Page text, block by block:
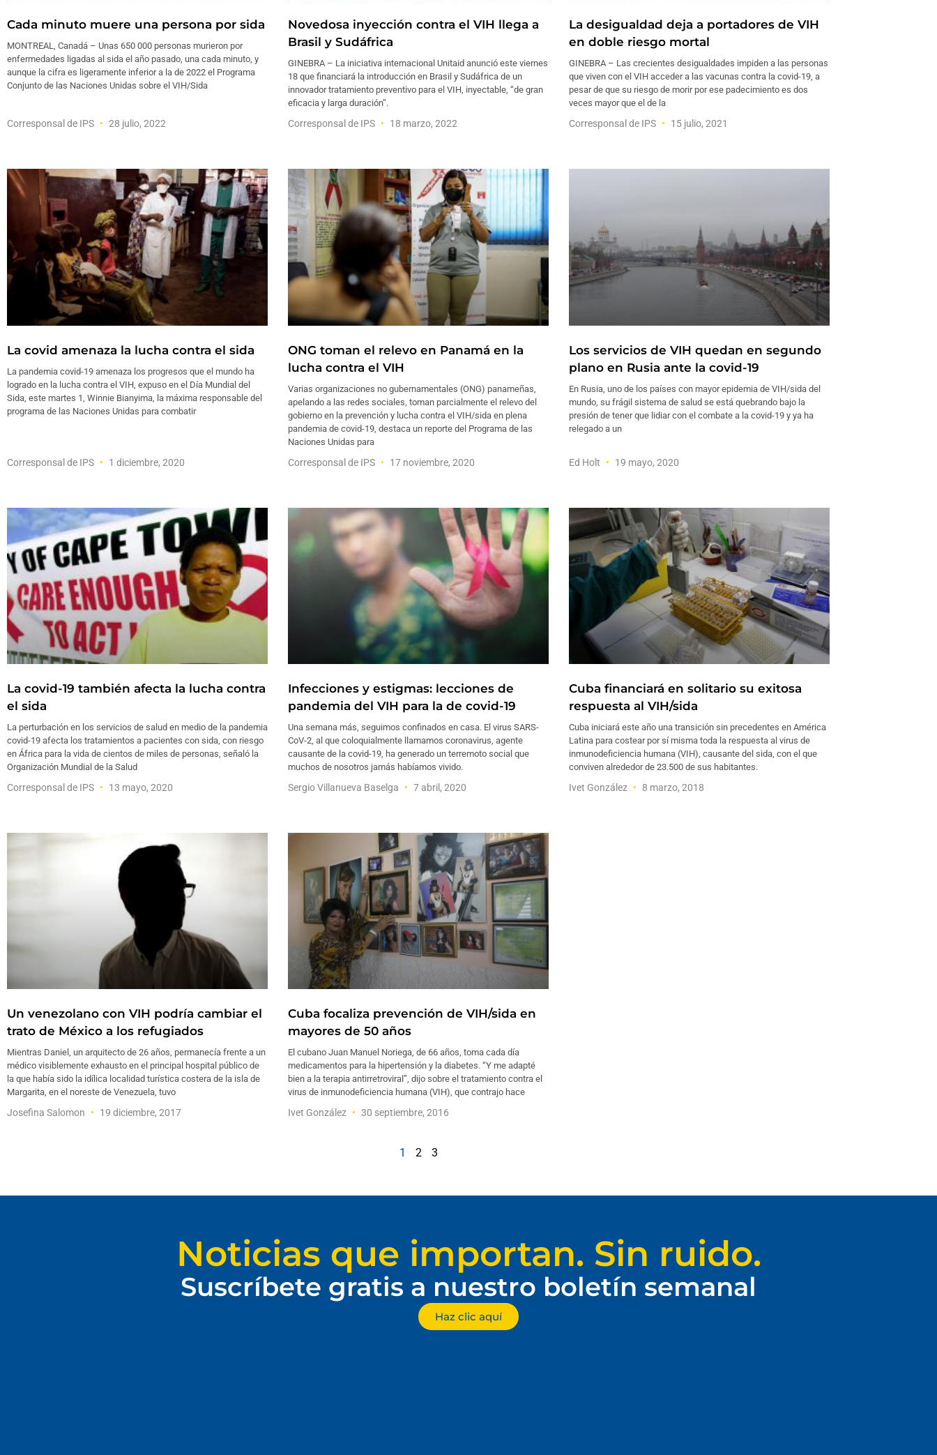
Cada minuto muere una persona por sida
MONTREAL, Canadá – Unas 650 000 personas murieron por
enfermedades ligadas al sida el año pasado, una cada minuto, y
aunque la cifra es ligeramente inferior a la de 2022 el Programa
Conjunto de las Naciones Unidas sobre el VIH/Sida
Corresponsal de IPS 28 julio, 2022
Novedosa inyección contra el VIH llega a
Brasil y Sudáfrica
GINEBRA – La iniciativa internacional Unitaid anunció este viernes
18 que financiará la introducción en Brasil y Sudáfrica de un
innovador tratamiento preventivo para el VIH, inyectable, “de gran
eficacia y larga duración”.
Corresponsal de IPS 18 marzo, 2022
La desigualdad deja a portadores de VIH
en doble riesgo mortal
GINEBRA – Las crecientes desigualdades impiden a las personas
que viven con el VIH acceder a las vacunas contra la covid-19, a
pesar de que su riesgo de morir por ese padecimiento es dos
veces mayor que el de la
Corresponsal de IPS 15 julio, 2021
La covid amenaza la lucha contra el sida
La pandemia covid-19 amenaza los progresos que el mundo ha
logrado en la lucha contra el VIH, expuso en el Día Mundial del
Sida, este martes 1, Winnie Bianyima, la máxima responsable del
programa de las Naciones Unidas para combatir
Corresponsal de IPS 1 diciembre, 2020
ONG toman el relevo en Panamá en la
lucha contra el VIH
Varias organizaciones no gubernamentales (ONG) panameñas,
apelando a las redes sociales, toman parcialmente el relevo del
gobierno en la prevención y lucha contra el VIH/sida en plena
pandemia de covid-19, destaca un reporte del Programa de las
Naciones Unidas para
Corresponsal de IPS 17 noviembre, 2020
Los servicios de VIH quedan en segundo
plano en Rusia ante la covid-19
En Rusia, uno de los países con mayor epidemia de VIH/sida del
mundo, su frágil sistema de salud se está quebrando bajo la
presión de tener que lidiar con el combate a la covid-19 y ya ha
relegado a un
Ed Holt 19 mayo, 2020
La covid-19 también afecta la lucha contra
el sida
La perturbación en los servicios de salud en medio de la pandemia
covid-19 afecta los tratamientos a pacientes con sida, con riesgo
en África para la vida de cientos de miles de personas, señaló la
Organización Mundial de la Salud
Corresponsal de IPS 13 mayo, 2020
Infecciones y estigmas: lecciones de
pandemia del VIH para la de covid-19
Una semana más, seguimos confinados en casa. El virus SARS-
CoV-2, al que coloquialmente llamamos coronavirus, agente
causante de la covid-19, ha generado un terremoto social que
muchos de nosotros jamás habíamos vivido.
Sergio Villanueva Baselga 7 abril, 2020
Cuba financiará en solitario su exitosa
respuesta al VIH/sida
Cuba iniciará este año una transición sin precedentes en América
Latina para costear por sí misma toda la respuesta al virus de
inmunodeficiencia humana (VIH), causante del sida, con el que
conviven alrededor de 23.500 de sus habitantes.
Ivet González 8 marzo, 2018
Un venezolano con VIH podría cambiar el
trato de México a los refugiados
Mientras Daniel, un arquitecto de 26 años, permanecía frente a un
médico visiblemente exhausto en el principal hospital público de
la que había sido la idílica localidad turística costera de la isla de
Margarita, en el noreste de Venezuela, tuvo
Josefina Salomon 19 diciembre, 2017
Cuba focaliza prevención de VIH/sida en
mayores de 50 años
El cubano Juan Manuel Noriega, de 66 años, toma cada día
medicamentos para la hipertensión y la diabetes. “Y me adapté
bien a la terapia antirretroviral”, dijo sobre el tratamiento contra el
virus de inmunodeficiencia humana (VIH), que contrajo hace
Ivet González 30 septiembre, 2016
1 2 3
Noticias que importan. Sin ruido.
Suscríbete gratis a nuestro boletín semanal
Haz clic aquí